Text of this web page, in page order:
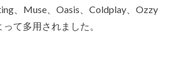
、Muse、Oasis、Coldplay、Ozzy
て多用されました。